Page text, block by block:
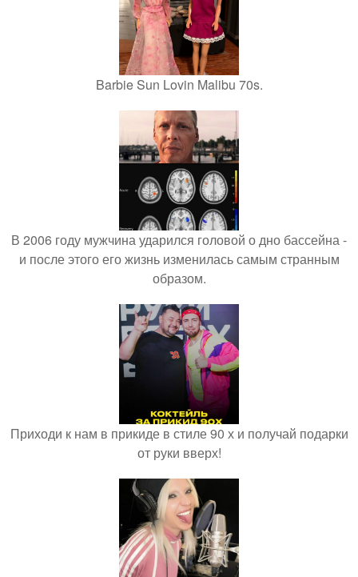
Barbie Sun Lovin Malibu 70s.
В 2006 году мужчина ударился головой о дно бассейна -
и после этого его жизнь изменилась самым странным
образом.
Приходи к нам в прикиде в стиле 90 х и получай подарки
от руки вверх!